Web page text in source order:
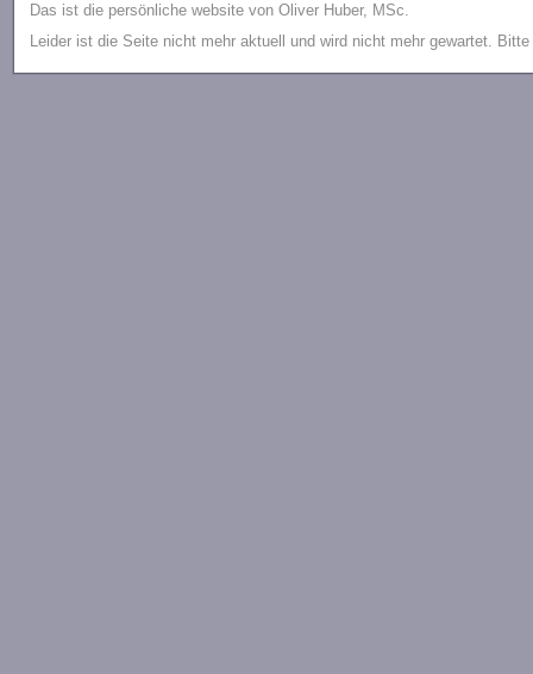
Das ist die persönliche website von Oliver Huber, MSc.
Leider ist die Seite nicht mehr aktuell und wird nicht mehr gewartet.